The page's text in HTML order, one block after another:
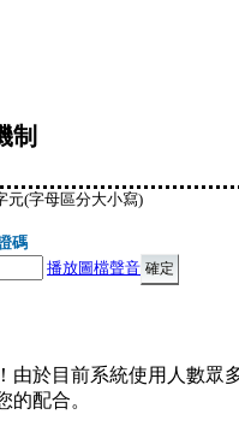
制
元(字母區分大小寫)
碼
播放圖檔聲音
由於目前系統使用人數眾
的配合。